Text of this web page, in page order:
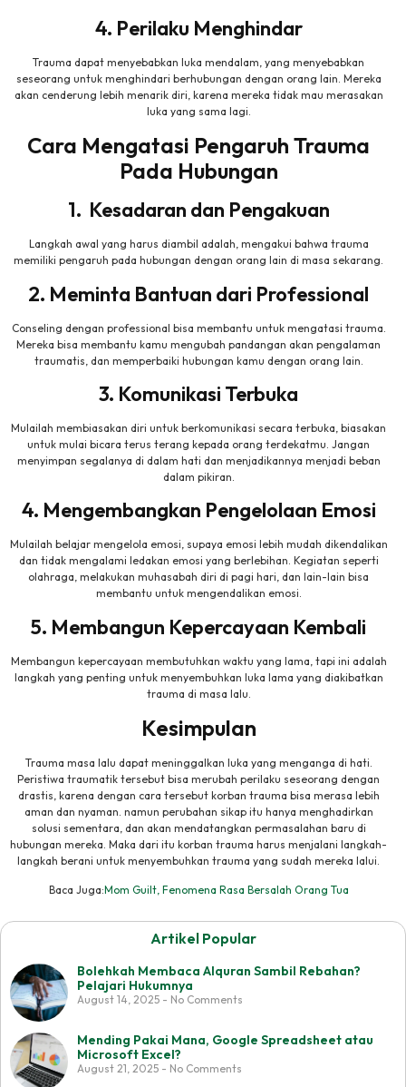
4. Perilaku Menghindar
Trauma dapat menyebabkan luka mendalam, yang menyebabkan
seseorang untuk menghindari berhubungan dengan orang lain. Mereka
akan cenderung lebih menarik diri, karena mereka tidak mau merasakan
luka yang sama lagi.
Cara Mengatasi Pengaruh Trauma
Pada Hubungan
1. Kesadaran dan Pengakuan
Langkah awal yang harus diambil adalah, mengakui bahwa trauma
memiliki pengaruh pada hubungan dengan orang lain di masa sekarang.
2. Meminta Bantuan dari Professional
Conseling dengan professional bisa membantu untuk mengatasi trauma.
Mereka bisa membantu kamu mengubah pandangan akan pengalaman
traumatis, dan memperbaiki hubungan kamu dengan orang lain.
3. Komunikasi Terbuka
Mulailah membiasakan diri untuk berkomunikasi secara terbuka, biasakan
untuk mulai bicara terus terang kepada orang terdekatmu. Jangan
menyimpan segalanya di dalam hati dan menjadikannya menjadi beban
dalam pikiran.
4. Mengembangkan Pengelolaan Emosi
Mulailah belajar mengelola emosi, supaya emosi lebih mudah dikendalikan
dan tidak mengalami ledakan emosi yang berlebihan. Kegiatan seperti
olahraga, melakukan muhasabah diri di pagi hari, dan lain-lain bisa
membantu untuk mengendalikan emosi.
5. Membangun Kepercayaan Kembali
Membangun kepercayaan membutuhkan waktu yang lama, tapi ini adalah
langkah yang penting untuk menyembuhkan luka lama yang diakibatkan
trauma di masa lalu.
Kesimpulan
Trauma masa lalu dapat meninggalkan luka yang menganga di hati.
Peristiwa traumatik tersebut bisa merubah perilaku seseorang dengan
drastis, karena dengan cara tersebut korban trauma bisa merasa lebih
aman dan nyaman. namun perubahan sikap itu hanya menghadirkan
solusi sementara, dan akan mendatangkan permasalahan baru di
hubungan mereka. Maka dari itu korban trauma harus menjalani langkah-
langkah berani untuk menyembuhkan trauma yang sudah mereka lalui.
Baca Juga:Mom Guilt, Fenomena Rasa Bersalah Orang Tua
Artikel Popular
Bolehkah Membaca Alquran Sambil Rebahan?
Pelajari Hukumnya
August 14, 2025 No Comments
Mending Pakai Mana, Google Spreadsheet atau
Microsoft Excel?
August 21, 2025 No Comments